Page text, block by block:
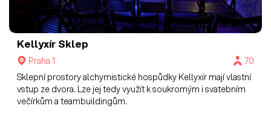
Kellyxír Sklep
Praha 1
70
Sklepní prostory alchymistické hospůdky Kellyxír mají vlastní
vstup ze dvora. Lze jej tedy využít k soukromým i svatebním
večírkům a teambuildingům.